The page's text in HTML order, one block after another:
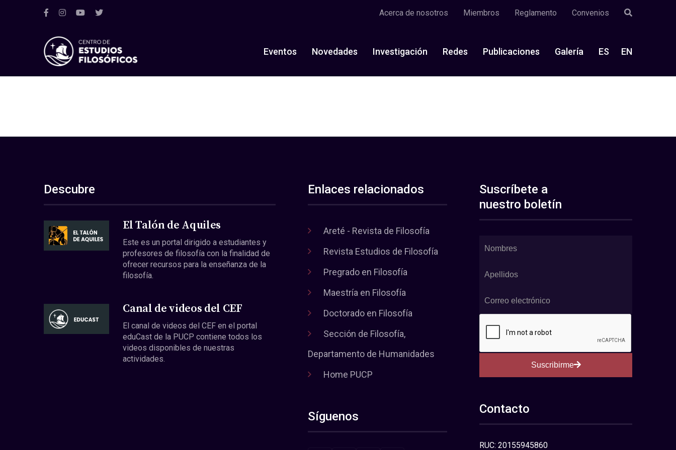
Acerca de nosotros Miembros Reglamento Convenios
Eventos Novedades Investigación Redes Publicaciones Galería ES EN
Descubre
El Talón de Aquiles
Este es un portal dirigido a estudiantes y
profesores de filosofía con la finalidad de
ofrecer recursos para la enseñanza de la
filosofía.
Canal de videos del CEF
El canal de videos del CEF en el portal
eduCast de la PUCP contiene todos los
videos disponibles de nuestras
actividades.
Enlaces relacionados
Areté - Revista de Filosofía
Revista Estudios de Filosofía
Pregrado en Filosofía
Maestría en Filosofía
Doctorado en Filosofía
Sección de Filosofía,
Departamento de Humanidades
Home PUCP
Síguenos
Suscríbete a
nuestro boletín
Suscribirme
Contacto
RUC: 20155945860